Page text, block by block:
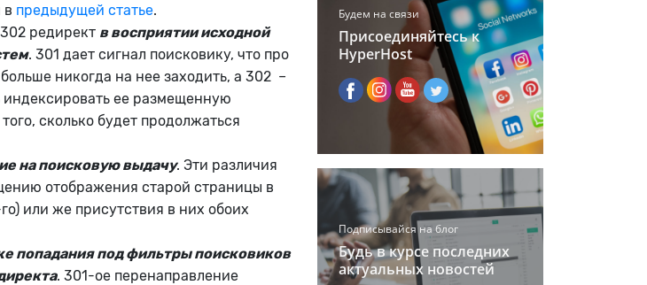
в предыдущей статье.
редирект в восприятии исходной
. 301 дает сигнал поисковику, что про
никогда на нее заходить, а 302 –
ее размещенную
сколько будет продолжаться
на поисковую выдачу. Эти различия
отображения старой страницы в
или же присутствия в них обоих
попадания под фильтры поисковиков
. 301-ое перенаправление
Будем на связи
Присоединяйтесь к
HyperHost
Подписывайся на блог
Будь в курсе последних
актуальных новостей